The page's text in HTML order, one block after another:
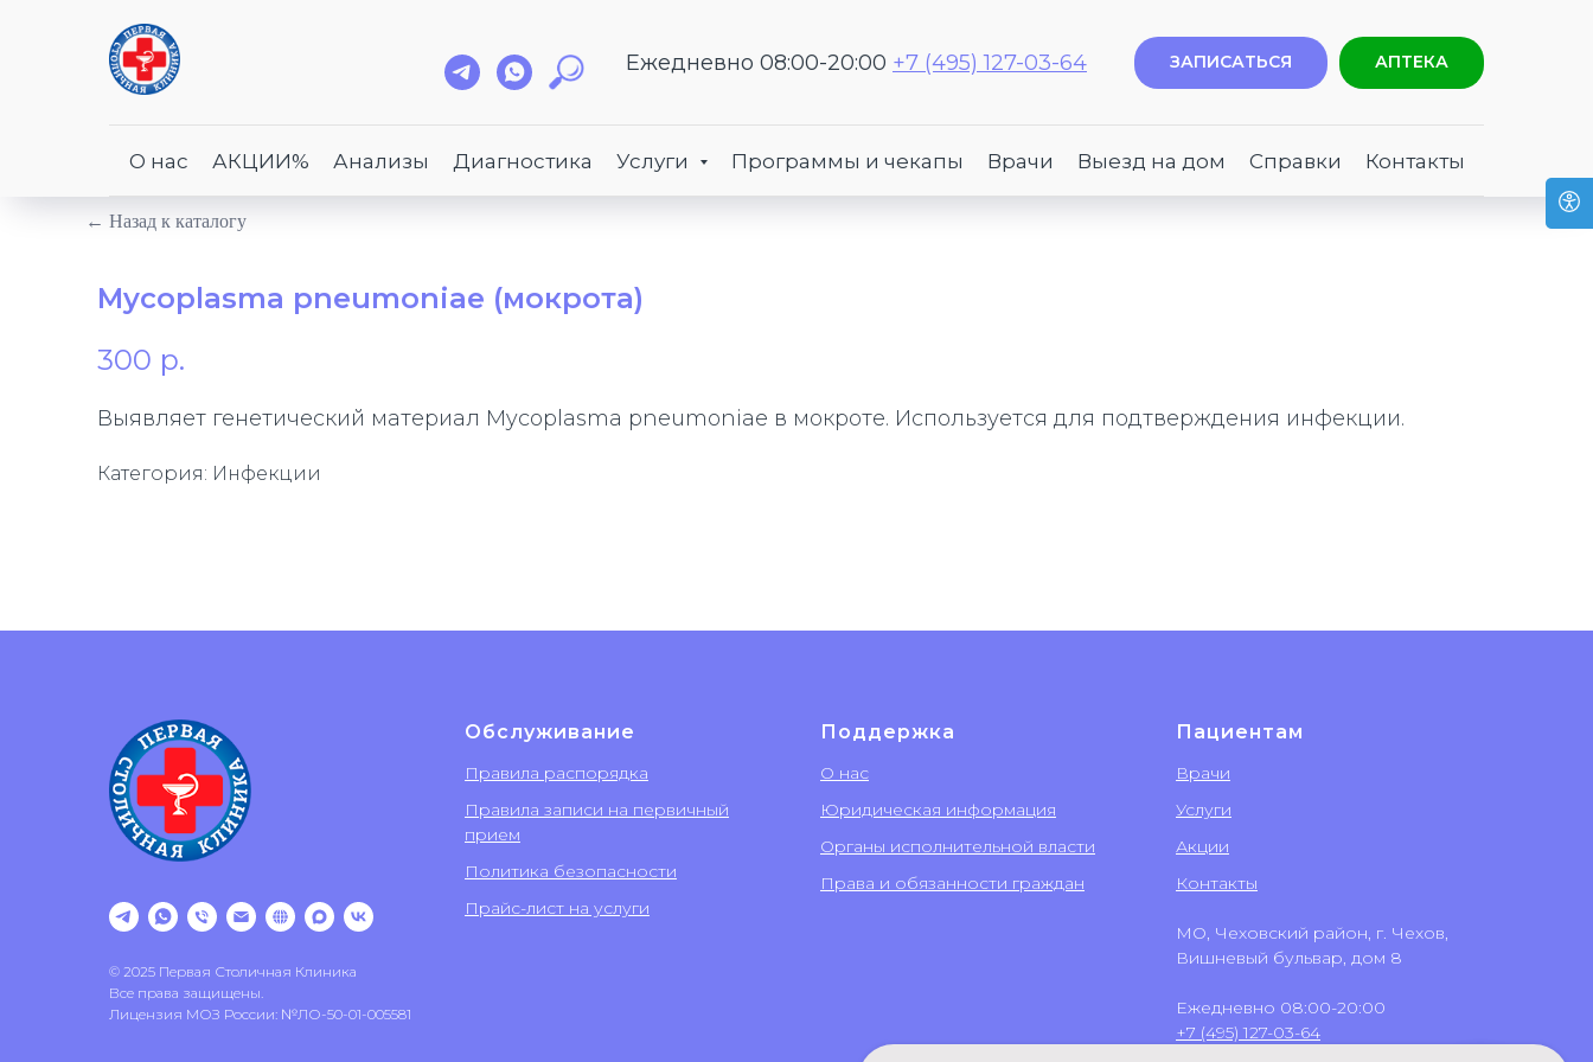
Ежедневно 08:00-20:00 +7 (495) 127-03-64 ЗАПИСАТЬСЯ АПТЕКА
О нас АКЦИИ% Анализы Диагностика Услуги Программы и чекапы Врачи Выезд на дом Справки Контакты
← Назад к каталогу
Mycoplasma pneumoniae (мокрота)
300 р.
Выявляет генетический материал Mycoplasma pneumoniae в мокроте. Используется для подтверждения инфекции.
Категория: Инфекции
© 2025 Первая Столичная Клиника
Все права защищены.
Лицензия МОЗ России: №ЛО-50-01-005581
Обслуживание
Правила распорядка
Правила записи на первичный
прием
Политика безопасности
Прайс-лист на услуги
Поддержка
О нас
Юридическая информация
Органы исполнительной власти
Права и обязанности граждан
Пациентам
Врачи
Услуги
Акции
Контакты
МО, Чеховский район, г. Чехов,
Вишневый бульвар, дом 8
Ежедневно 08:00-20:00
+7 (495) 127-03-64